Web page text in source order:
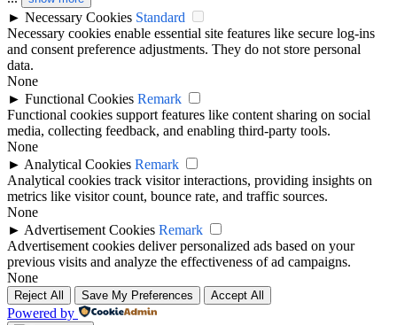
► Necessary Cookies Standard
Necessary cookies enable essential site features like secure log-ins
and consent preference adjustments. They do not store personal
data.
None
► Functional Cookies Remark
Functional cookies support features like content sharing on social
media, collecting feedback, and enabling third-party tools.
None
► Analytical Cookies Remark
Analytical cookies track visitor interactions, providing insights on
metrics like visitor count, bounce rate, and traffic sources.
None
► Advertisement Cookies Remark
Advertisement cookies deliver personalized ads based on your
previous visits and analyze the effectiveness of ad campaigns.
None
Reject All Save My Preferences Accept All
Powered by